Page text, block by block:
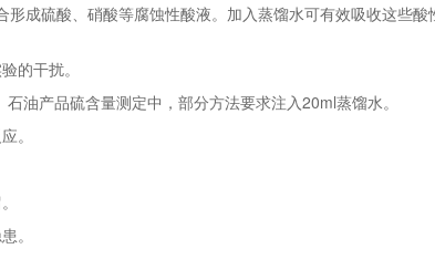
形成硫酸、硝酸等腐蚀性酸液。加入蒸馏水可有效吸收这些
的干扰‌。
油产品硫含量测定中，部分方法要求注入20ml蒸馏水‌。
。
。